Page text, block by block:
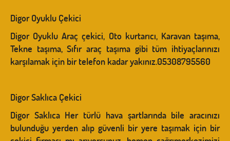
Digor Oyuklu Çekici
Digor Oyuklu Araç çekici, Oto kurtarıcı, Karavan taşıma,
Tekne taşıma, Sıfır araç taşıma gibi tüm ihtiyaçlarınızı
karşılamak için bir telefon kadar yakınız.05308795560
Digor Saklıca Çekici
Digor Saklıca Her türlü hava şartlarında bile aracınızı
bulunduğu yerden alıp güvenli bir yere taşımak için bir